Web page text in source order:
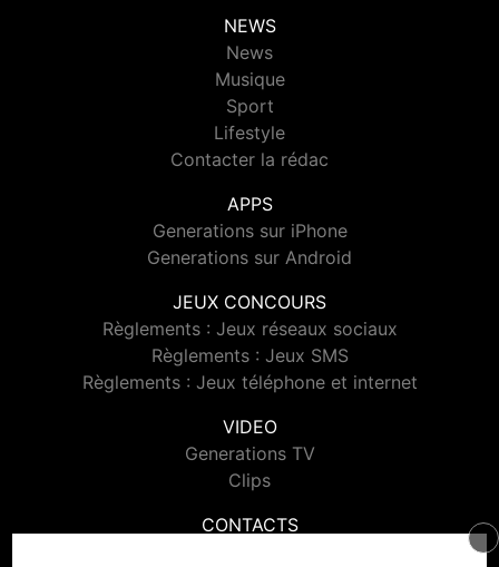
NEWS
News
Musique
Sport
Lifestyle
Contacter la rédac
APPS
Generations sur iPhone
Generations sur Android
JEUX CONCOURS
Règlements : Jeux réseaux sociaux
Règlements : Jeux SMS
Règlements : Jeux téléphone et internet
VIDEO
Generations TV
Clips
CONTACTS